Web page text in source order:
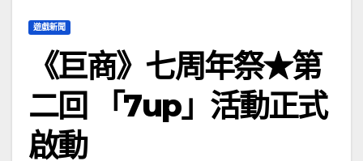
遊戲新聞
《巨商》七周年祭★第
二回 「7up」活動正式
啟動